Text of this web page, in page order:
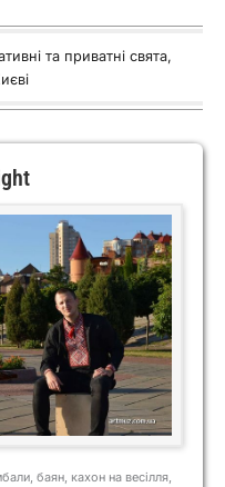
та приватні свята,
баян, кахон на весілля,